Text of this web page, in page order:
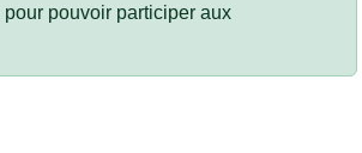
pour pouvoir participer aux